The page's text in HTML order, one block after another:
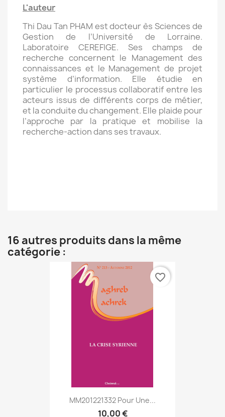
L'auteur
Thi Dau Tan PHAM est docteur ès Sciences de
Gestion de l’Université de Lorraine.
Laboratoire CEREFIGE. Ses champs de
recherche concernent le Management des
connaissances et le Management de projet
système d’information. Elle étudie en
particulier le processus collaboratif entre les
acteurs issus de différents corps de métier,
et la conduite du changement. Elle plaide pour
l’approche par la pratique et mobilise la
recherche-action dans ses travaux.
16 autres produits dans la même
catégorie :
MM201221332 Pour Une...
10,00 €
favorite_border